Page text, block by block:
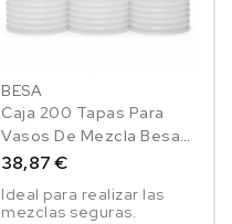
BESA
Caja 200 Tapas Para
Vasos De Mezcla Besa
750 Ml
38,87 €
Ideal para realizar las
mezclas seguras.